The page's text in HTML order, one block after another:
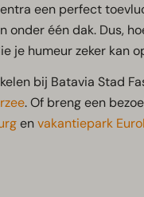
een perfect
onder één dak. Dus,
je humeur zeker kan
bij Batavia Stad
. Of breng een
envakantiepark